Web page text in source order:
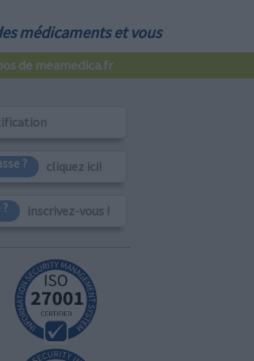
médicaments et vous
de meamedica.fr
? cliquez ici!
inscrivez-vous !